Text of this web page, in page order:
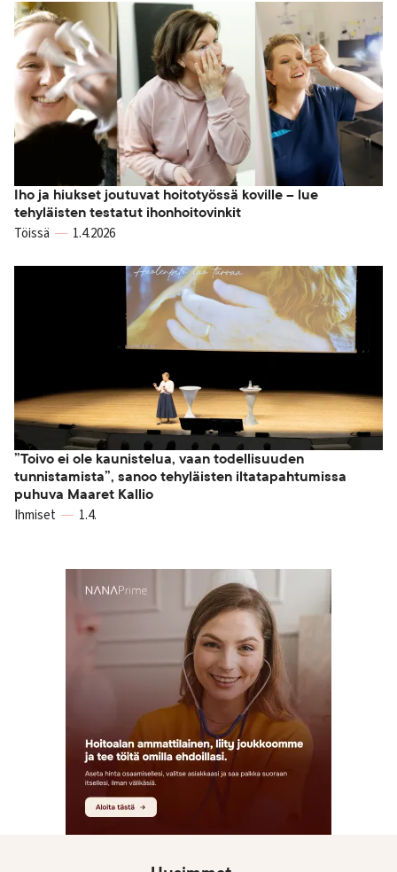
Iho ja hiukset joutuvat hoitotyössä koville – lue
tehyläisten testatut ihonhoitovinkit
Töissä 1.4.2026
”Toivo ei ole kaunistelua, vaan todellisuuden
tunnistamista”, sanoo tehyläisten iltatapahtumissa
puhuva Maaret Kallio
Ihmiset 1.4.